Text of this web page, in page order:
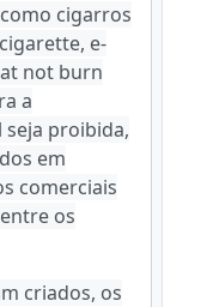
cigarros
e-
not burn
a
seja proibida,
em
comerciais
os
criados, os